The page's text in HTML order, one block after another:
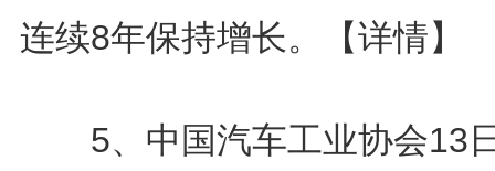
连续8年保持增长。
【详情】
5、中国汽车工业协会13